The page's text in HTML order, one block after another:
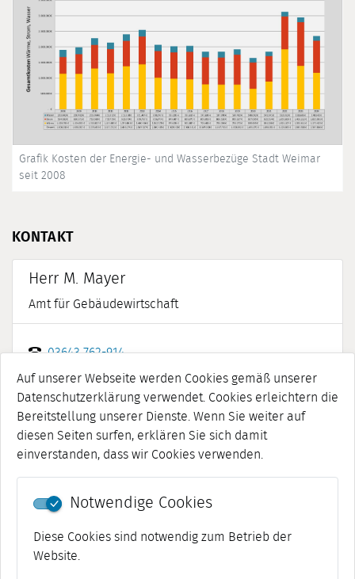
Auf unserer Webseite werden Cookies gemäß unserer
Datenschutzerklärung verwendet. Cookies erleichtern die
Bereitstellung unserer Dienste. Wenn Sie weiter auf
diesen Seiten surfen, erklären Sie sich damit
einverstanden, dass wir Cookies verwenden.
Notwendige Cookies
Diese Cookies sind notwendig zum Betrieb der
Website.
Grafik Kosten der Energie- und Wasserbezüge Stadt Weimar
seit 2008
KONTAKT
Herr M. Mayer
Amt für Gebäudewirtschaft
03643 762-914
03643 762-337
Jetzt senden
Projekte